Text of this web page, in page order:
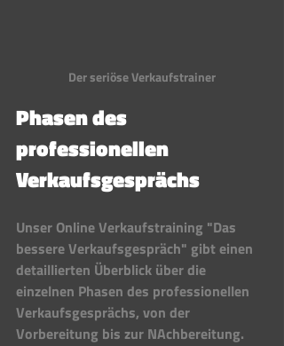
Der seriöse Verkaufstrainer
Phasen des
professionellen
Verkaufsgesprächs
Unser Online Verkaufstraining "Das
bessere Verkaufsgespräch" gibt einen
detaillierten Überblick über die
einzelnen Phasen des professionellen
Verkaufsgesprächs, von der
Vorbereitung bis zur NAchbereitung.